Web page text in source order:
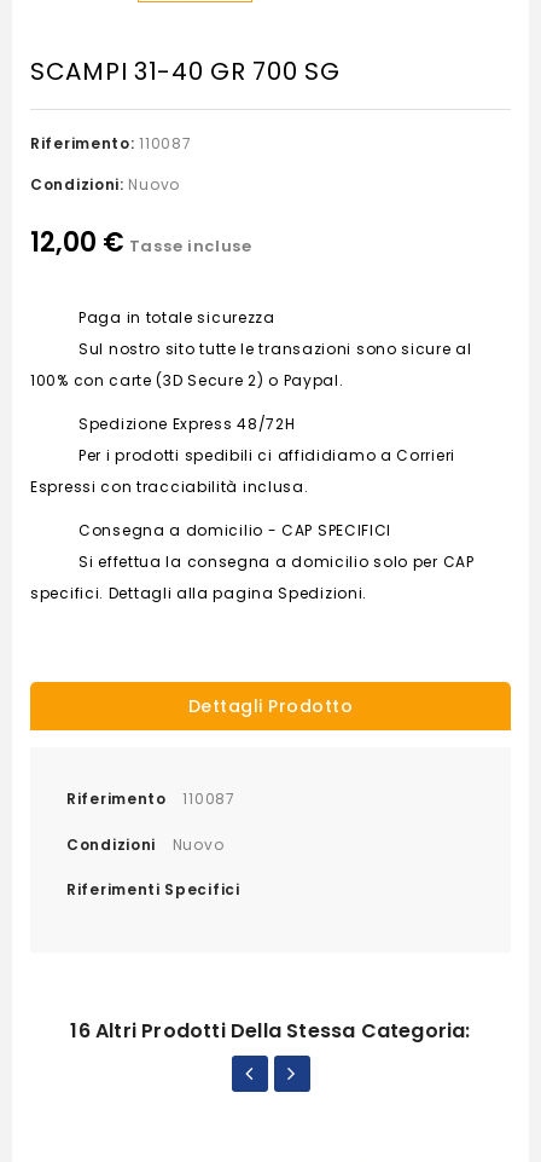
SCAMPI 31-40 GR 700 SG
Riferimento: 110087
Condizioni: Nuovo
12,00 € Tasse incluse
Paga in totale sicurezza
Sul nostro sito tutte le transazioni sono sicure al
100% con carte (3D Secure 2) o Paypal.
Spedizione Express 48/72H
Per i prodotti spedibili ci affididiamo a Corrieri
Espressi con tracciabilità inclusa.
Consegna a domicilio - CAP SPECIFICI
Si effettua la consegna a domicilio solo per CAP
specifici. Dettagli alla pagina Spedizioni.
Dettagli Prodotto
Riferimento 110087
Condizioni Nuovo
Riferimenti Specifici
16 Altri Prodotti Della Stessa Categoria: